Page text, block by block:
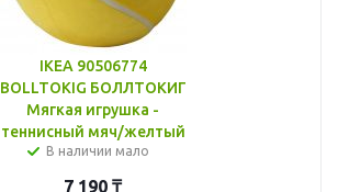
IKEA 90506774
BOLLTOKIG БОЛЛТОКИГ
Мягкая игрушка -
теннисный мяч/желтый
В наличии мало
7 190 ₸